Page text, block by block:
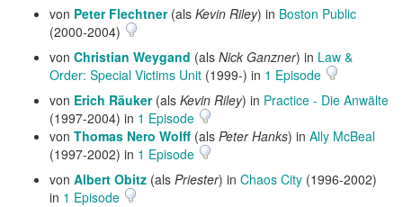
von Peter Flechtner(als Kevin Riley) in Boston Public
(2000-2004)
von Christian Weygand (als Nick Ganzner) in Law &
Order: Special Victims Unit (1999-) in 1 Episode
von Erich Räuker(als Kevin Riley) in Practice - Die Anwälte
(1997-2004) in 1 Episode
von Thomas Nero Wolff (als Peter Hanks) in Ally McBeal
(1997-2002) in 1 Episode
von Albert Obitz (als Priester) in Chaos City (1996-2002)
in 1 Episode